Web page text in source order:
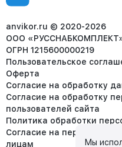
8 (953) 455-25-61
anvikor.ru © 2020-2026
ООО
ОГРН 1215600000219
Пользовательское
Оферта
Согласие на обработку
Согласие на обработку
пользователей сайта
Политика обработки
Согласие на передачу
лицам
Мы